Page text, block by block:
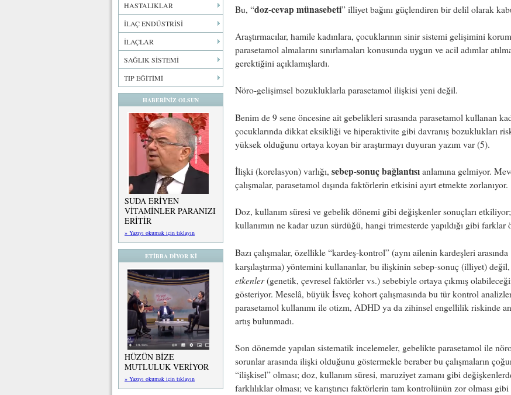
HASTALIKLAR
İLAÇ ENDÜSTRİSİ
İLAÇLAR
SAĞLIK SİSTEMİ
TIP EĞİTİMİ
HABERİNİZ OLSUN
SUDA ERİYEN
VİTAMİNLER PARANIZI
ERİTİR
» Yazıyı okumak için tıklayın
ETİBBA DİYOR Kİ
HÜZÜN BİZE
MUTLULUK VERİYOR
» Yazıyı okumak için tıklayın
Bu, “doz-cevap münasebeti” illiyet bağını güçlendiren bir delil olarak
Araştırmacılar, hamile kadınlara, çocuklarının sinir sistemi gelişimini
parasetamol almalarını sınırlamaları konusunda uygun ve acil adımlar
gerektiğini açıklamışlardı.
Nöro-gelişimsel bozukluklarla parasetamol ilişkisi yeni değil.
Benim de 9 sene öncesine ait gebelikleri sırasında parasetamol kullanan
çocuklarında dikkat eksikliği ve hiperaktivite gibi davranış bozuklukları
yüksek olduğunu ortaya koyan bir araştırmayı duyuran yazım var (5).
İlişki (korelasyon) varlığı, sebep-sonuç bağlantısı anlamına gelmiyor.
çalışmalar, parasetamol dışında faktörlerin etkisini ayırt etmekte zorlanıyor.
Doz, kullanım süresi ve gebelik dönemi gibi değişkenler sonuçları
kullanımın ne kadar uzun sürdüğü, hangi trimesterde yapıldığı gibi farklar
Bazı çalışmalar, özellikle “kardeş-kontrol” (aynı ailenin kardeşleri arasında
karşılaştırma) yöntemini kullananlar, bu ilişkinin sebep-sonuç (illiyet) değil,
etkenler(genetik, çevresel faktörler vs.) sebebiyle ortaya çıkmış
gösteriyor. Meselâ, büyük İsveç kohort çalışmasında bu tür kontrol
parasetamol kullanımı ile otizm, ADHD ya da zihinsel engellilik riskinde
artış bulunmadı.
Son dönemde yapılan sistematik incelemeler, gebelikte parasetamol ile
sorunlar arasında ilişki olduğunu göstermekle beraber bu çalışmaların
“ilişkisel” olması; doz, kullanım süresi, maruziyet zamanı gibi
farklılıklar olması; ve karıştırıcı faktörlerin tam kontrolünün zor olması gibi